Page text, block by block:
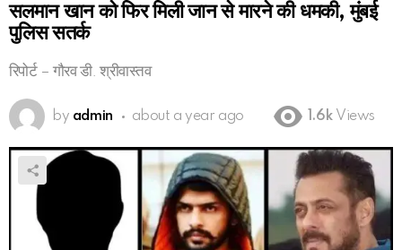
सलमान खान को फिर मिली जान से मारने की धमकी, मुंबई
पुलिस सतर्क
रिपोर्ट – गौरव डी. श्रीवास्तव
by admin about a year ago 1.6k Views